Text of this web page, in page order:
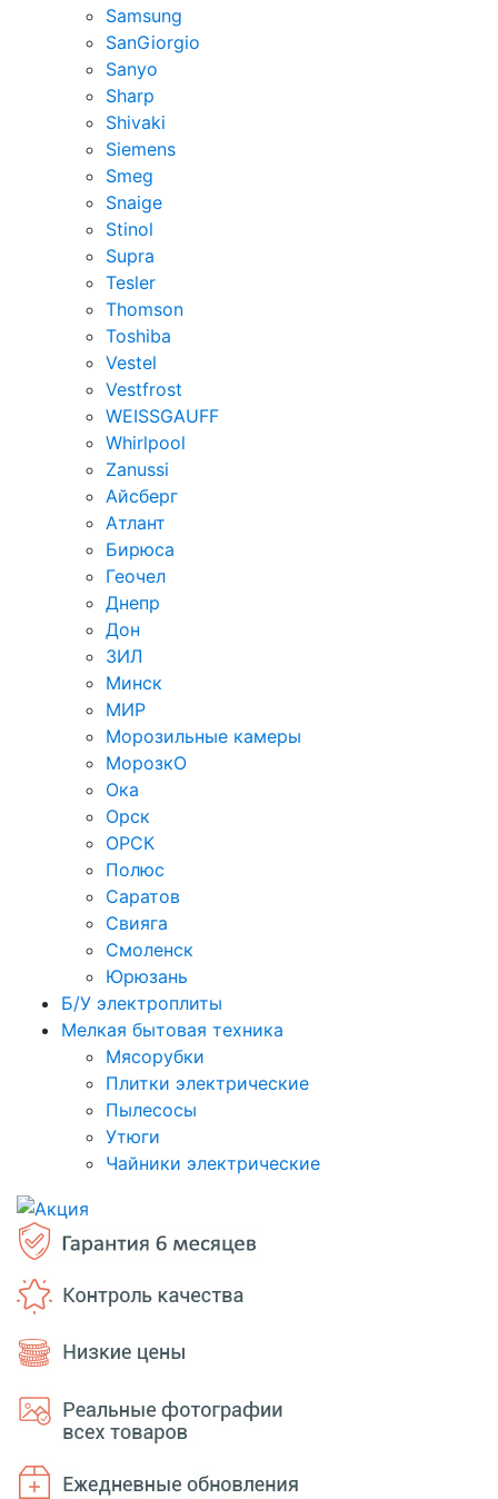
Samsung
SanGiorgio
Sanyo
Sharp
Shivaki
Siemens
Smeg
Snaige
Stinol
Supra
Tesler
Thomson
Toshiba
Vestel
Vestfrost
WEISSGAUFF
Whirlpool
Zanussi
Айсберг
Атлант
Бирюса
Геочел
Днепр
Дон
ЗИЛ
Минск
МИР
Морозильные камеры
МорозкО
Ока
Орск
ОРСК
Полюс
Саратов
Свияга
Смоленск
Юрюзань
Б/У электроплиты
Мелкая бытовая техника
Мясорубки
Плитки электрические
Пылесосы
Утюги
Чайники электрические